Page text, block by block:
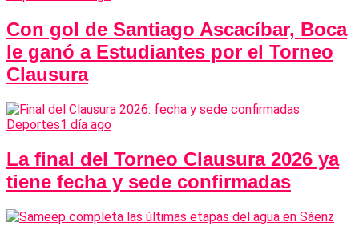
Con gol de Santiago Ascacíbar, Boca
le ganó a Estudiantes por el Torneo
Clausura
Deportes1 día ago
La final del Torneo Clausura 2026 ya
tiene fecha y sede confirmadas